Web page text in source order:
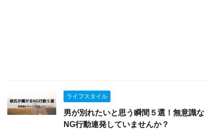
ライフスタイル
男が別れたいと思う瞬間５選！無意識な
NG行動連発していませんか？